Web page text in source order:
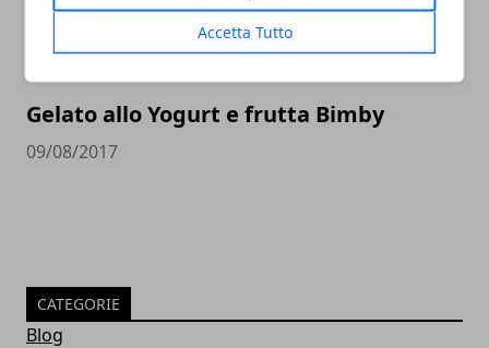
Accetta Tutto
Gelato allo Yogurt e frutta Bimby
09/08/2017
CATEGORIE
Blog